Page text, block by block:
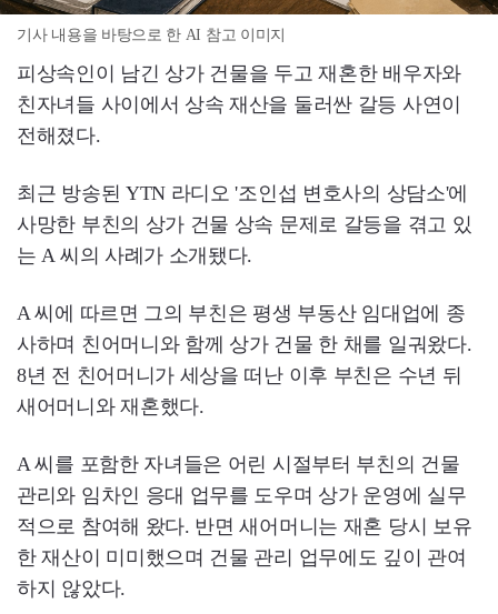
기사 내용을 바탕으로 한 AI 참고 이미지
피상속인이 남긴 상가 건물을 두고 재혼한 배우자와
친자녀들 사이에서 상속 재산을 둘러싼 갈등 사연이
전해졌다.
최근 방송된 YTN 라디오 '조인섭 변호사의 상담소'에
사망한 부친의 상가 건물 상속 문제로 갈등을 겪고 있
는 A 씨의 사례가 소개됐다.
A 씨에 따르면 그의 부친은 평생 부동산 임대업에 종
사하며 친어머니와 함께 상가 건물 한 채를 일궈왔다.
8년 전 친어머니가 세상을 떠난 이후 부친은 수년 뒤
새어머니와 재혼했다.
A 씨를 포함한 자녀들은 어린 시절부터 부친의 건물
관리와 임차인 응대 업무를 도우며 상가 운영에 실무
적으로 참여해 왔다. 반면 새어머니는 재혼 당시 보유
한 재산이 미미했으며 건물 관리 업무에도 깊이 관여
하지 않았다.